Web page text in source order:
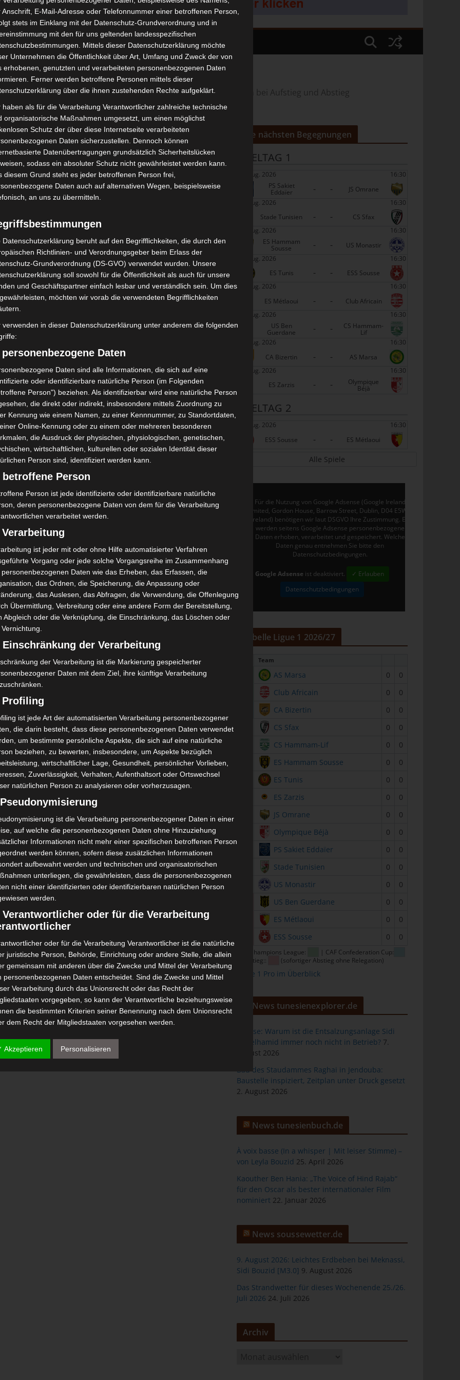
STADIEN IMPRESSUM
»Welt»Afrika»Tunesien»Ligen»Ligen 1 und 2: Neue Regeln bei Aufstieg und Abstieg
bei Aufstieg und
,Ligue 1,Ligue 2
Moez Mestiri, erklärte in Récap Sport, dass der tunesische
in die Ligue 1 und den Abstieg in die Ligue 2 umsetzen
1 Pro automatisch absteigen, ohne dass es zu
Gruppen der Ligue 2 automatisch in die Ligue 1 auf. Die
bestreiten eine Mini-Meisterschaft, um den dritten
Gordon House, Barrow Street, Dublin, D04 E5W5, Ireland) benötigen
Google Adsense personenbezogene Daten erhoben, verarbeitet und
entnehmen Sie bitte den Datenschutzbedingungen.
✓ Erlauben
(Hin
Ligue 1 Pro Tunesien 2025/2026 – 2. Spieltag (Hin
runde)
Die nächsten Begegnungen
SPIELTAG 1
22 Aug. 2026
16:30
PS Sakiet
Eddaïer - -
JS Omrane
22 Aug. 2026
16:30
Stade Tunisien
- -
CS Sfax
22 Aug. 2026
16:30
ES Hammam
Sousse - -
US Monastir
22 Aug. 2026
16:30
ES Tunis
- -
ESS Sousse
22 Aug. 2026
16:30
ES Métlaoui
- -
Club Africain
22 Aug. 2026
16:30
US Ben
Guerdane - - CS Hammam-
Lif
22 Aug. 2026
16:30
CA Bizertin
- -
AS Marsa
22 Aug. 2026
16:30
ES Zarzis
- - Olympique
Béjà
SPIELTAG 2
29 Aug. 2026
16:30
ESS Sousse
- - ES Métlaoui
Alle Spiele
Für die Nutzung von Google Adsense (Google Ireland
Limited, Gordon House, Barrow Street, Dublin, D04 E5W5,
Ireland) benötigen wir laut DSGVO Ihre Zustimmung. Es
werden seitens Google Adsense personenbezogene
Daten erhoben, verarbeitet und gespeichert. Welche
Daten genau entnehmen Sie bitte den
Datenschutzbedingungen.
Google Adsense ist deaktiviert.
✓ Erlauben
Datenschutzbedingungen
Tabelle Ligue 1 2026/27
Team
AS Marsa 0
0
Club Africain 0
0
CA Bizertin 0
0
CS Sfax 0
0
CS Hammam-Lif 0
0
ES Hammam Sousse 0
0
ES Tunis 0
0
ES Zarzis 0
0
JS Omrane 0
0
Olympique Béjà 0
0
PS Sakiet Eddaïer 0
0
Stade Tunisien 0
0
US Monastir 0
0
US Ben Guerdane 0
0
ES Métlaoui 0
0
ESS Sousse 0 0
CAF Champions League:
| CAF Confederation Cup:
| Abstieg::
(sofortiger Abstieg ohne Relegation)
Ligue 1 Pro im Überblick
News tunesienexplorer.de
Sousse: Warum ist die Entsalzungsanlage Sidi
Abdelhamid immer noch nicht in Betrieb? 7.
August 2026
Bau des Staudammes Raghai in Jendouba:
Baustelle inspiziert, Zeitplan unter Druck gesetzt
2. August 2026
News tunesienbuch.de
À voix basse (In a whisper | Mit leiser Stimme) –
von Leyla Bouzid 25. April 2026
Kaouther Ben Hania: „The Voice of Hind Rajab“
für den Oscar als bester internationaler Film
nominiert 22. Januar 2026
News soussewetter.de
9. August 2026: Leichtes Erdbeben bei Meknassi,
Sidi Bouzid [M3.0] 9. August 2026
Das Strandwetter für dieses Wochenende 25./26.
Juli 2026 24. Juli 2026
Archiv
Anschrift, E-Mail-Adresse oder Telefonnummer einer betroffenen Person,
stets im Einklang mit der Datenschutz-Grundverordnung und in
mit den für uns geltenden landesspezifischen
Mittels dieser Datenschutzerklärung möchte
Unternehmen die Öffentlichkeit über Art, Umfang und Zweck der von
erhobenen, genutzten und verarbeiteten personenbezogenen Daten
Ferner werden betroffene Personen mittels dieser
über die ihnen zustehenden Rechte aufgeklärt.
haben als für die Verarbeitung Verantwortlicher zahlreiche technische
organisatorische Maßnahmen umgesetzt, um einen möglichst
Schutz der über diese Internetseite verarbeiteten
Daten sicherzustellen. Dennoch können
Datenübertragungen grundsätzlich Sicherheitslücken
sodass ein absoluter Schutz nicht gewährleistet werden kann.
diesem Grund steht es jeder betroffenen Person frei,
Daten auch auf alternativen Wegen, beispielsweise
an uns zu übermitteln.
Datenschutzerklärung beruht auf den Begrifflichkeiten, die durch den
Richtlinien- und Verordnungsgeber beim Erlass der
Grundverordnung (DS-GVO) verwendet wurden. Unsere
soll sowohl für die Öffentlichkeit als auch für unsere
und Geschäftspartner einfach lesbar und verständlich sein. Um dies
möchten wir vorab die verwendeten Begrifflichkeiten
verwenden in dieser Datenschutzerklärung unter anderem die folgenden
personenbezogene Daten
Daten sind alle Informationen, die sich auf eine
oder identifizierbare natürliche Person (im Folgenden
Person") beziehen. Als identifizierbar wird eine natürliche Person
die direkt oder indirekt, insbesondere mittels Zuordnung zu
Kennung wie einem Namen, zu einer Kennnummer, zu Standortdaten,
Online-Kennung oder zu einem oder mehreren besonderen
die Ausdruck der physischen, physiologischen, genetischen,
wirtschaftlichen, kulturellen oder sozialen Identität dieser
Person sind, identifiziert werden kann.
betroffene Person
Person ist jede identifizierte oder identifizierbare natürliche
deren personenbezogene Daten von dem für die Verarbeitung
verarbeitet werden.
ist jeder mit oder ohne Hilfe automatisierter Verfahren
Vorgang oder jede solche Vorgangsreihe im Zusammenhang
personenbezogenen Daten wie das Erheben, das Erfassen, die
das Ordnen, die Speicherung, die Anpassung oder
das Auslesen, das Abfragen, die Verwendung, die Offenlegung
Übermittlung, Verbreitung oder eine andere Form der Bereitstellung,
Abgleich oder die Verknüpfung, die Einschränkung, das Löschen oder
Einschränkung der Verarbeitung
der Verarbeitung ist die Markierung gespeicherter
Daten mit dem Ziel, ihre künftige Verarbeitung
Profiling
ist jede Art der automatisierten Verarbeitung personenbezogener
die darin besteht, dass diese personenbezogenen Daten verwendet
um bestimmte persönliche Aspekte, die sich auf eine natürliche
beziehen, zu bewerten, insbesondere, um Aspekte bezüglich
wirtschaftlicher Lage, Gesundheit, persönlicher Vorlieben,
Zuverlässigkeit, Verhalten, Aufenthaltsort oder Ortswechsel
natürlichen Person zu analysieren oder vorherzusagen.
ist die Verarbeitung personenbezogener Daten in einer
auf welche die personenbezogenen Daten ohne Hinzuziehung
Informationen nicht mehr einer spezifischen betroffenen Person
werden können, sofern diese zusätzlichen Informationen
aufbewahrt werden und technischen und organisatorischen
unterliegen, die gewährleisten, dass die personenbezogenen
nicht einer identifizierten oder identifizierbaren natürlichen Person
werden.
Verantwortlicher oder für die Verarbeitung
oder für die Verarbeitung Verantwortlicher ist die natürliche
juristische Person, Behörde, Einrichtung oder andere Stelle, die allein
gemeinsam mit anderen über die Zwecke und Mittel der Verarbeitung
personenbezogenen Daten entscheidet. Sind die Zwecke und Mittel
Verarbeitung durch das Unionsrecht oder das Recht der
vorgegeben, so kann der Verantwortliche beziehungsweise
die bestimmten Kriterien seiner Benennung nach dem Unionsrecht
dem Recht der Mitgliedstaaten vorgesehen werden.
Auftragsverarbeiter
ist eine natürliche oder juristische Person, Behörde,
in Form einer Erklärung oder einer sonstigen eindeutigen
Akzeptieren Personalisieren